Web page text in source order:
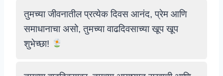
तुमच्या जीवनातील प्रत्येक दिवस आनंद, प्रेम आणि
समाधानाचा असो, तुमच्या वाढदिवसाच्या खूप खूप
शुभेच्छा!